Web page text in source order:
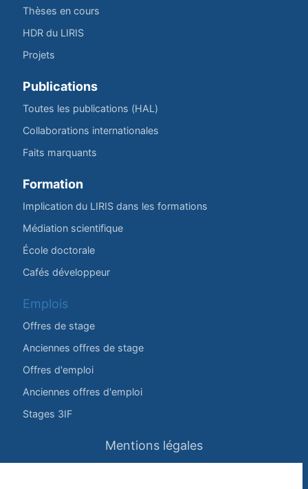
Thèses en cours
HDR du LIRIS
Projets
Publications
Toutes les publications (HAL)
Collaborations internationales
Faits marquants
Formation
Implication du LIRIS dans les formations
Médiation scientifique
École doctorale
Cafés développeur
Emplois
Offres de stage
Anciennes offres de stage
Offres d'emploi
Anciennes offres d'emploi
Stages 3IF
Mentions légales